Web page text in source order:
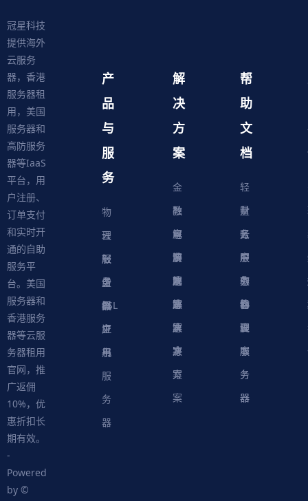
冠星科技
提供海外
云服务
器，香港
服务器租
用，美国
服务器和
高防服务
器等IaaS
平台，用
户注册、
订单支付
和实时开
通的自助
服务平
台。美国
服务器和
香港服务
器等云服
务器租用
官网，推
广返佣
10%，优
惠折扣长
期有效。
-
Powered
by ©
产
品
与
服
务
物
理
服
务
器
云
服
务
器
轻
量
级
应
用
服
务
器
虚
拟
主
机
SSL
证
书
解
决
方
案
金
融
解
决
方
案
教
育
解
决
方
案
电
商
解
决
方
案
游
戏
解
决
方
案
网
站
解
决
方
案
帮
助
文
档
轻
量
云
服
务
器
财
务
中
心
账
户
中
心
服
务
协
议
软
件
脚
本
物
理
服
务
器
云
服
务
器